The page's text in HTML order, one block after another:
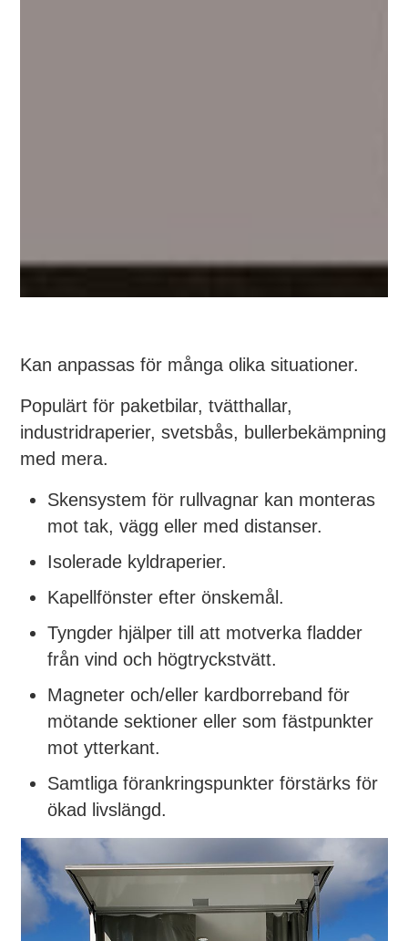
Kan anpassas för många olika situationer.
Populärt för paketbilar, tvätthallar,
industridraperier, svetsbås, bullerbekämpning
med mera.
Skensystem för rullvagnar kan monteras
mot tak, vägg eller med distanser.
Isolerade kyldraperier.
Kapellfönster efter önskemål.
Tyngder hjälper till att motverka fladder
från vind och högtryckstvätt.
Magneter och/eller kardborreband för
mötande sektioner eller som fästpunkter
mot ytterkant.
Samtliga förankringspunkter förstärks för
ökad livslängd.